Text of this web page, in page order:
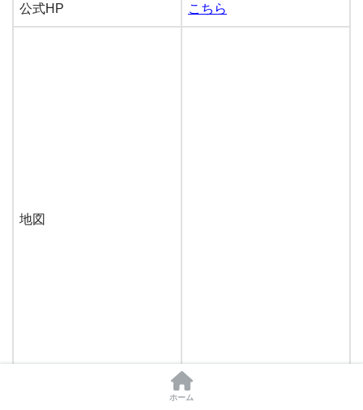
公式HP こちら
地図
ホーム